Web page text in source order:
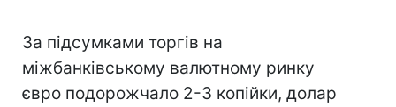
За підсумками торгів на
міжбанківському валютному ринку
євро подорожчало 2-3 копійки, долар